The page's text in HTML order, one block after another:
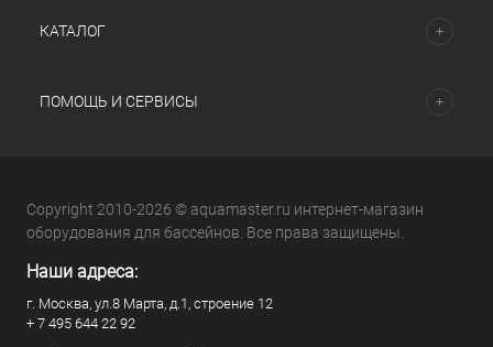
КАТАЛОГ
ПОМОЩЬ И СЕРВИСЫ
Copyright 2010-2026 © aquamaster.ru интернет-магазин
оборудования для бассейнов. Все права защищены.
Наши адреса:
г. Москва, ул.8 Марта, д.1, строение 12
+ 7 495 644 22 92